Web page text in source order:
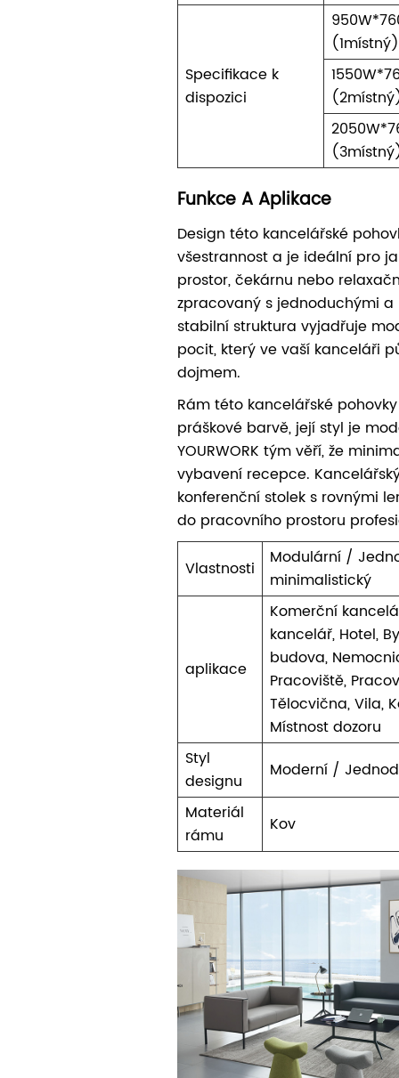
Specifikace k
dispozici
(1místný)
Funkce A Aplikace
Design této kancelářské
všestrannost a je ideální pro
prostor, čekárnu nebo
zpracovaný s jednoduchými
stabilní struktura vyjadřuje
pocit, který ve vaší kanceláři
dojmem.
Rám této kancelářské
práškové barvě, její styl je
YOURWORK tým věří, že
vybavení recepce.
konferenční stolek s rovnými
do pracovního prostoru
Vlastnosti
Modulární /
minimalistický
aplikace
Komerční
kancelář, Hotel,
budova,
Pracoviště,
Tělocvična, Vila,
Místnost dozoru
Styl
designu
Moderní /
Materiál
rámu
Kov